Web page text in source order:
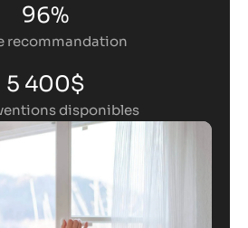
96%
recommandation
5 400$
disponibles